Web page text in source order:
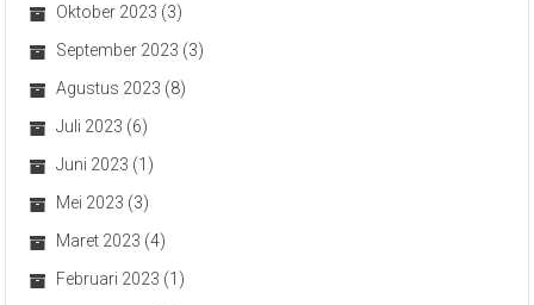
Oktober 2023 (3)
September 2023 (3)
Agustus 2023 (8)
Juli 2023 (6)
Juni 2023 (1)
Mei 2023 (3)
Maret 2023 (4)
Februari 2023 (1)